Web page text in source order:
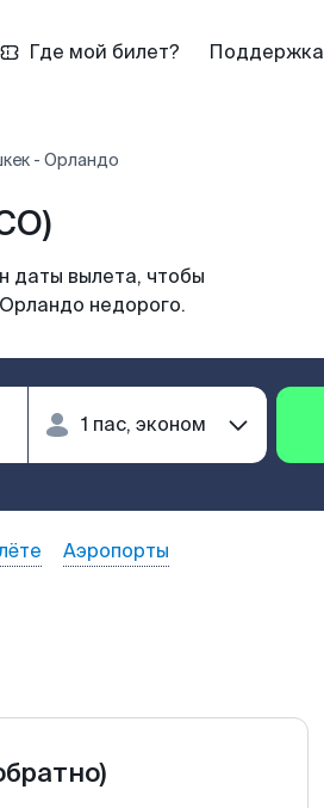
Где мой билет? Поддержка
- Орландо
даты вылета, чтобы
недорого.
Аэропорты